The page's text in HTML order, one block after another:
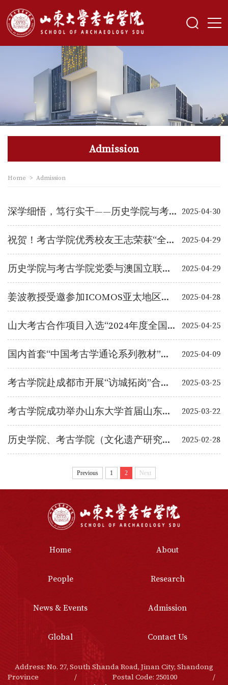
Admission
Home > Admission
2025-04-30
深学细悟，笃行实干——历史学院与考古学院党委推动学习教育扎实有序开展
2025-04-29
祝贺！考古学院优秀校友王志荣获“全国先进工作者”荣誉称号
2025-04-29
历史学院与考古学院党委与澳国立联合理学院党委开展理论学习中心组联学
2025-04-28
姜波教授受邀参加ICOMOS亚太地区会议
2025-04-25
山大考古合作项目入选“2024年度全国十大考古新发现”
2025-04-09
国内首套“中国考古学通论系列教材”第一册《旧石器时代考古》出版发行
2025-03-25
考古学院赴成都市开展“访城拓岗”合作调研专项活动
2025-03-22
考古学院成功举办山东大学首届山东省 文物全科人才定向培养计划新生见面会
2025-02-28
历史学院、考古学院（文化遗产研究院）、博物馆召开领导班子2024年度民主生活会
Previous 1 2 Next
Home About
People Research
News & Events Admission
Global Contact Us
Address: No. 27, South Shanda Road, Jinan City, Shandong
Province
/ Postal Code: 250100
/